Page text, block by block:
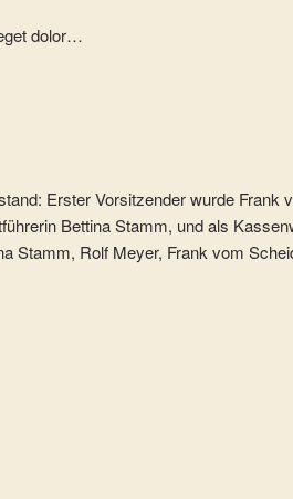
dolor…
Erster Vorsitzender wurde Frank
Bettina Stamm, und als
Stamm, Rolf Meyer, Frank vom